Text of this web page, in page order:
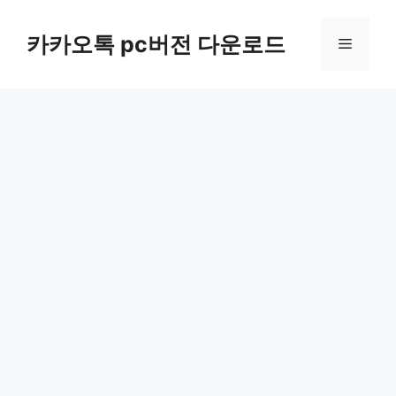
카카오톡 pc버전 다운로드 메